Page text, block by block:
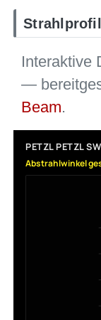
Strahlprofil
Interaktive
—
Beam.